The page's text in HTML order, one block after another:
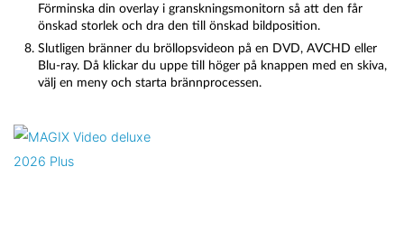
Förminska din overlay i granskningsmonitorn så att den får
önskad storlek och dra den till önskad bildposition.
Slutligen bränner du bröllopsvideon på en DVD, AVCHD eller
Blu-ray. Då klickar du uppe till höger på knappen med en skiva,
välj en meny och starta brännprocessen.